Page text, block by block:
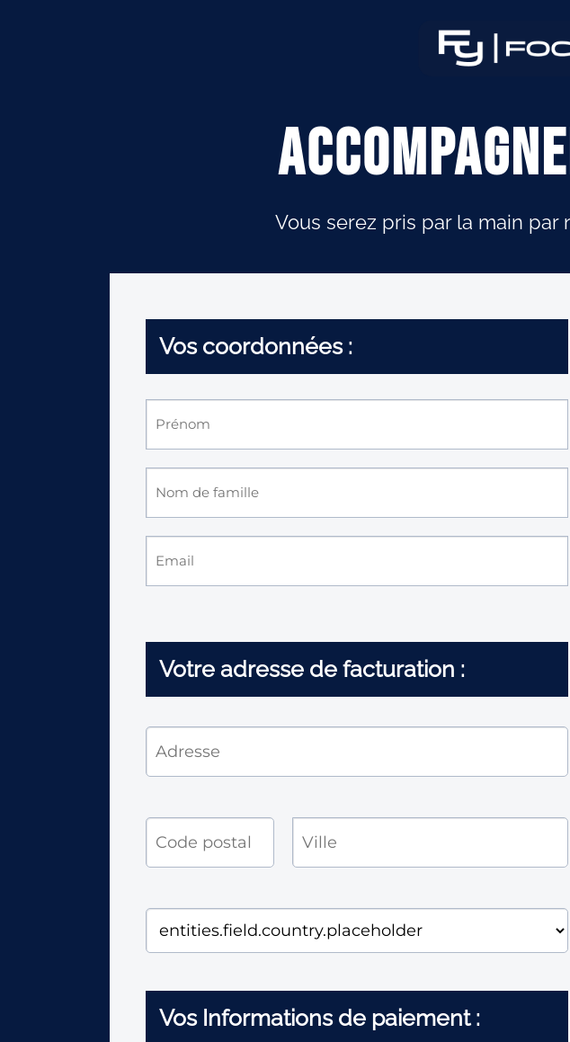
Vous serez pris par la main par
Vos coordonnées :
Votre adresse de facturation :
Vos Informations de paiement :